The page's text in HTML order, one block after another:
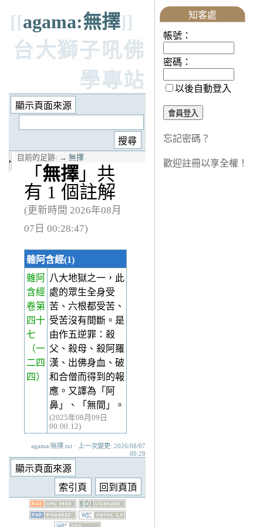
[[agama:無擇]]
台大獅子吼佛
學專站
目前的足跡: → 無擇
「 無擇 」共
有 1 個註解
(更新時間 2026年08月
07日 00:28:47)
雜阿含經(1)
雜阿
含經
卷第
四十
七
（一
二四
四）
八大地獄之一，此
處的眾生全身受
苦、六根都受苦、
受苦沒有間斷。是
由作五逆罪：殺
父、殺母、殺阿羅
漢、出佛身血、破
和合僧而得到的報
應。又譯為「阿
鼻」、「無間」。
(2025年08月09日
00:00:12)
agama/無擇.txt · 上一次變更: 2026/08/07
00:28
知客處
帳號：
密碼：
以後自動登入
忘記密碼？
歡迎註冊以享全權！